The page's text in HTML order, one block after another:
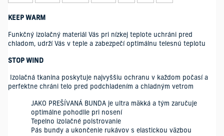
KEEP WARM
Funkčný izolačný materiál Vás pri nízkej teplote uchráni pred
chladom, udrží Vás v teple a zabezpečí optimálnu telesnú teplotu
STOP WIND
Izolačná tkanina poskytuje najvyššiu ochranu v každom počasí a
perfektne chráni telo pred podchladením a chladným vetrom
JAKO PREŠÍVANÁ BUNDA je ultra mäkká a tým zaručuje
optimálne pohodlie pri nosení
Tepelno izolačné polstrovanie
Pás bundy a ukončenie rukávov s elastickou väzbou